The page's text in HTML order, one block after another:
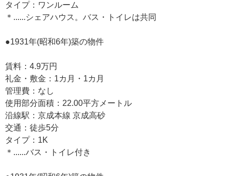
タイプ：ワンルーム
＊......シェアハウス。バス・トイレは共同
●1931年(昭和6年)築の物件
賃料：4.9万円
礼金・敷金：1カ月・1カ月
管理費：なし
使用部分面積：22.00平方メートル
沿線駅：京成本線 京成高砂
交通：徒歩5分
タイプ：1K
＊......バス・トイレ付き